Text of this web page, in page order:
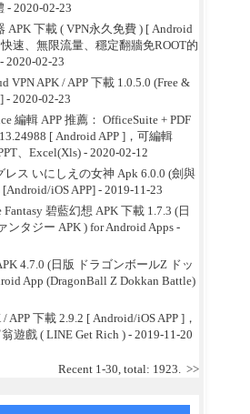
- 2020-02-23
APK 下載 ( VPN永久免費 ) [ Android
速、無限流量、穩定翻牆免ROOT的
2020-02-23
VPN APK / APP 下載 1.0.5.0 (Free &
- 2020-02-23
編輯 APP 推薦： OfficeSuite + PDF
[ Android APP ]，可編輯
、Excel(Xls)- 2020-02-12
レス いにしえの女神 Apk 6.0.0 (劍與
iOS APP]- 2019-11-23
Fantasy 碧藍幻想 APK 下載 1.7.3 (日
ンタジー APK ) for Android Apps -
4.7.0 (日版 ドラゴンボールZ ドッ
App (DragonBall Z Dokkan Battle)
APP 下載 2.9.2 [ Android/iOS APP ]，
遊戲 ( LINE Get Rich )- 2019-11-20
Recent 1-30, total: 1923. >>